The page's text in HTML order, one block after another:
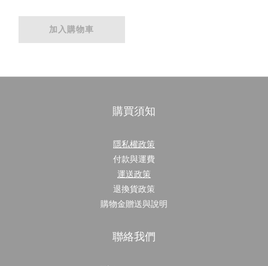
加入購物車
購買須知
隱私權政策
付款與運費
運送政策
退換貨政策
購物金贈送與說明
聯絡我們